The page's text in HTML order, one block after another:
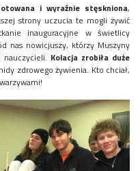
i wyraźnie stęskniona,
strony uczucia te mogli żywić
inauguracyjne w świetlicy
nas nowicjuszy, którzy Muszyny
Kolacja zrobiła duże
zdrowego żywienia. Kto chciał,